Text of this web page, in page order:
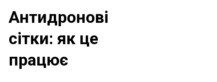
Антидронові
сітки: як це
працює